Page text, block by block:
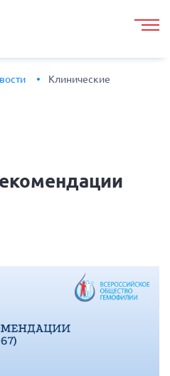
Клинические